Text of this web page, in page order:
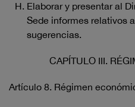
Elaborar y presentar al
Sede informes relativos
sugerencias.
CAPÍTULO III.
Artículo 8. Régimen